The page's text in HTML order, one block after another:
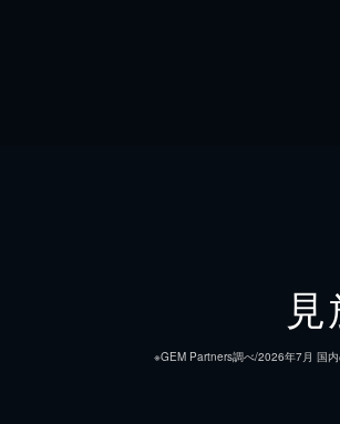
※GEM Partners調べ/2026年7⽉ 国